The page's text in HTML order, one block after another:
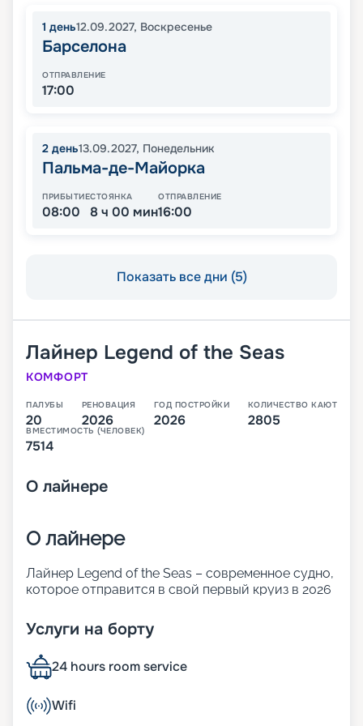
1 день12.09.2027, Воскресенье
Барселона
ОТПРАВЛЕНИЕ
17:00
2 день13.09.2027, Понедельник
Пальма-де-Майорка
ПРИБЫТИЕ
08:00
СТОЯНКА
8 ч 00 мин
ОТПРАВЛЕНИЕ
16:00
Показать все дни (5)
Лайнер Legend of the Seas
КОМФОРТ
ПАЛУБЫ
20
РЕНОВАЦИЯ
2026
ГОД ПОСТРОЙКИ
2026
КОЛИЧЕСТВО КАЮТ
2805
ВМЕСТИМОСТЬ (ЧЕЛОВЕК)
7514
О лайнере
О лайнере
Лайнер Legend of the Seas – современное судно,
которое отправится в свой первый круиз в 2026
превышает по размерам и показателям
комфорта корабли Oasis. 20 палуб лайнера
готовы предложить огромное количество
ресторанов и баров, развлечений для взрослых
классов.
В 2026 году лайнер отправится в свои первые
Услуги на борту
24 hours room service
Wifi